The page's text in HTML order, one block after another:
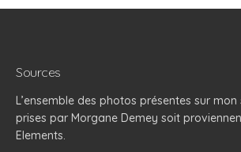
Sources
L’ensemble des photos présentes sur
prises par Morgane Demey soit
Elements.